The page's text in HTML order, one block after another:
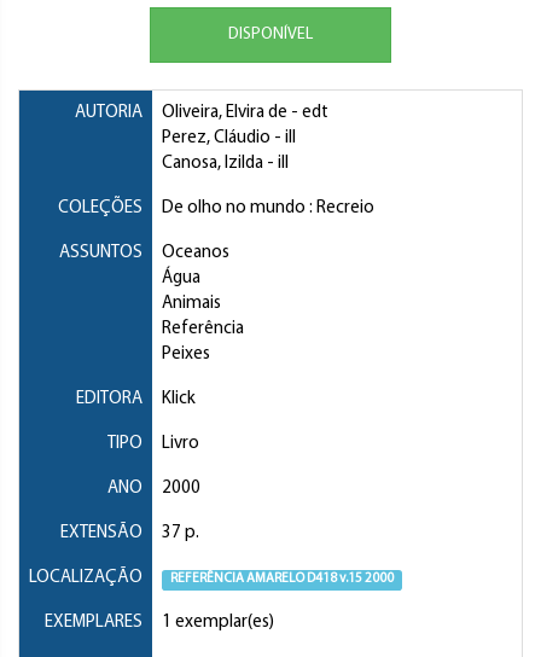
DISPONÍVEL
AUTORIA Oliveira, Elvira de - edt
Perez, Cláudio - ill
Canosa, Izilda - ill
COLEÇÕES De olho no mundo : Recreio
ASSUNTOS
Oceanos
Água
Animais
Referência
Peixes
EDITORA Klick
TIPO Livro
ANO 2000
EXTENSÃO 37 p.
LOCALIZAÇÃO REFERÊNCIA AMARELO D418 v.15 2000
EXEMPLARES 1 exemplar(es)